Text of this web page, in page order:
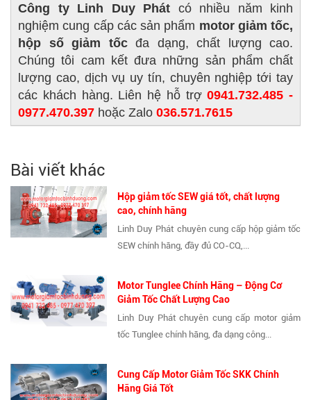
Công ty Linh Duy Phát có nhiều năm kinh
nghiệm cung cấp các sản phẩm motor giảm tốc,
hộp số giảm tốcđa dạng, chất lượng cao.
Chúng tôi cam kết đưa những sản phẩm chất
lượng cao, dịch vụ uy tín, chuyên nghiệp tới tay
các khách hàng. Liên hệ hỗ trợ0941.732.485 -
0977.470.397 hoặc Zalo 036.571.7615
Bài viết khác
Hộp giảm tốc SEW giá tốt, chất lượng
cao, chính hãng
Linh Duy Phát chuyên cung cấp hộp giảm tốc
SEW chính hãng, đầy đủ CO-CQ,...
Motor Tunglee Chính Hãng – Động Cơ
Giảm Tốc Chất Lượng Cao
Linh Duy Phát chuyên cung cấp motor giảm
tốc Tunglee chính hãng, đa dạng công...
Cung Cấp Motor Giảm Tốc SKK Chính
Hãng Giá Tốt